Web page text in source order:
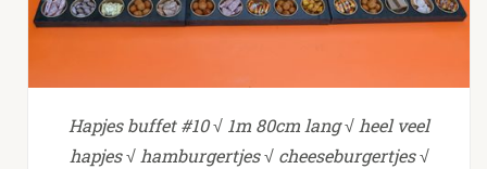
Hapjes buffet #10 √ 1m 80cm lang √ heel veel
hapjes √ hamburgertjes √ cheeseburgertjes √